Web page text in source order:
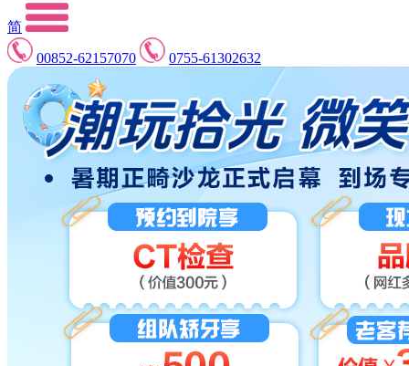
简
00852-62157070
0755-61302632